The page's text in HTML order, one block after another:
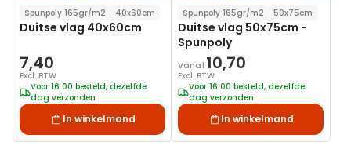
Spunpoly 165gr/m2 40x60cm
Duitse vlag 40x60cm
7,40
Excl. BTW
Voor 16:00 besteld, dezelfde
dag verzonden
In winkelmand
Spunpoly 165gr/m2 50x75cm
Duitse vlag 50x75cm -
Spunpoly
Vanaf 10,70
Excl. BTW
Voor 16:00 besteld, dezelfde
dag verzonden
In winkelmand